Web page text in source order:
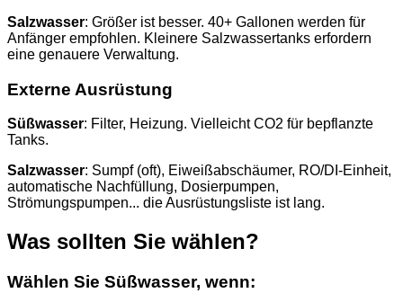
Salzwasser: Größer ist besser. 40+ Gallonen werden für
Anfänger empfohlen. Kleinere Salzwassertanks erfordern
eine genauere Verwaltung.
Externe Ausrüstung
Süßwasser: Filter, Heizung. Vielleicht CO2 für bepflanzte
Tanks.
Salzwasser: Sumpf (oft), Eiweißabschäumer, RO/DI-Einheit,
automatische Nachfüllung, Dosierpumpen,
Strömungspumpen... die Ausrüstungsliste ist lang.
Was sollten Sie wählen?
Wählen Sie Süßwasser, wenn: